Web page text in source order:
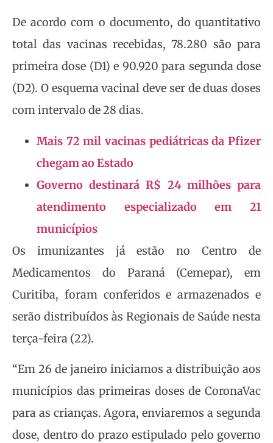
De acordo com o documento, do quantitativo
total das vacinas recebidas, 78.280 são para
primeira dose (D1) e 90.920 para segunda dose
(D2). O esquema vacinal deve ser de duas doses
com intervalo de 28 dias.
Mais 72 mil vacinas pediátricas da Pfizer
chegam ao Estado
Governo destinará R$ 24 milhões para
atendimento especializado em 21
municípios
Os imunizantes já estão no Centro de
Medicamentos do Paraná (Cemepar), em
Curitiba, foram conferidos e armazenados e
serão distribuídos às Regionais de Saúde nesta
terça-feira (22).
“Em 26 de janeiro iniciamos a distribuição aos
municípios das primeiras doses de CoronaVac
para as crianças. Agora, enviaremos a segunda
dose, dentro do prazo estipulado pelo governo